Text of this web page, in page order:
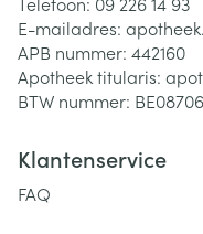
E-mailadres:
APB nummer: 442160
Apotheek titularis:
BTW nummer:
Klantenservice
FAQ